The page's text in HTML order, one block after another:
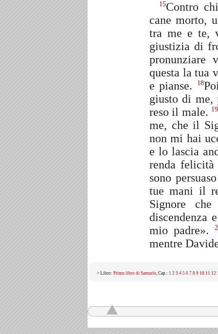
15Contro
cane morto,
tra me e te,
giustizia di
pronunziare
questa la tua
e pianse.
18
giusto di me,
reso il male. 19
me, che il
non mi hai
e lo lascia
renda
sono
tue mani il
Signore
discendenza
mio padre».
mentre
> Libro: Primo libro di Samuele, Cap.: 1 2 3 4 5 6 7 8 9 10 11 12